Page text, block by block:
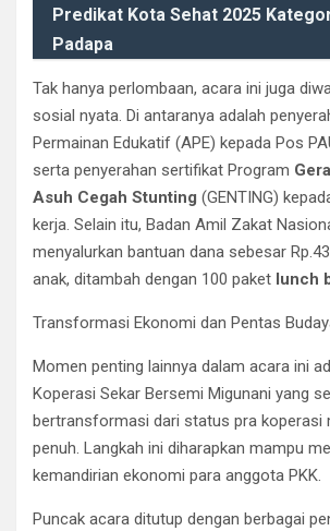
Predikat Kota Sehat 2025
Padapa
Tak hanya perlombaan, acara ini juga
sosial nyata. Di antaranya adalah
Permainan Edukatif (APE) kepada Pos
serta penyerahan sertifikat Program
Asuh Cegah Stunting (GENTING)
kerja. Selain itu, Badan Amil Zakat
menyalurkan bantuan dana sebesar
anak, ditambah dengan 100 paket lunch
Transformasi Ekonomi dan Pentas
Momen penting lainnya dalam acara ini
Koperasi Sekar Bersemi Migunani yang
bertransformasi dari status pra koperasi
penuh. Langkah ini diharapkan mampu
kemandirian ekonomi para anggota PKK.
Puncak acara ditutup dengan berbagai